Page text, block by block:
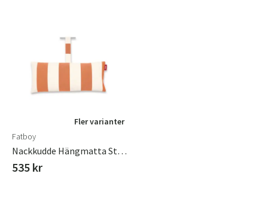
Fler varianter
Fatboy
Nackkudde Hängmatta Stripe Orange
535 kr